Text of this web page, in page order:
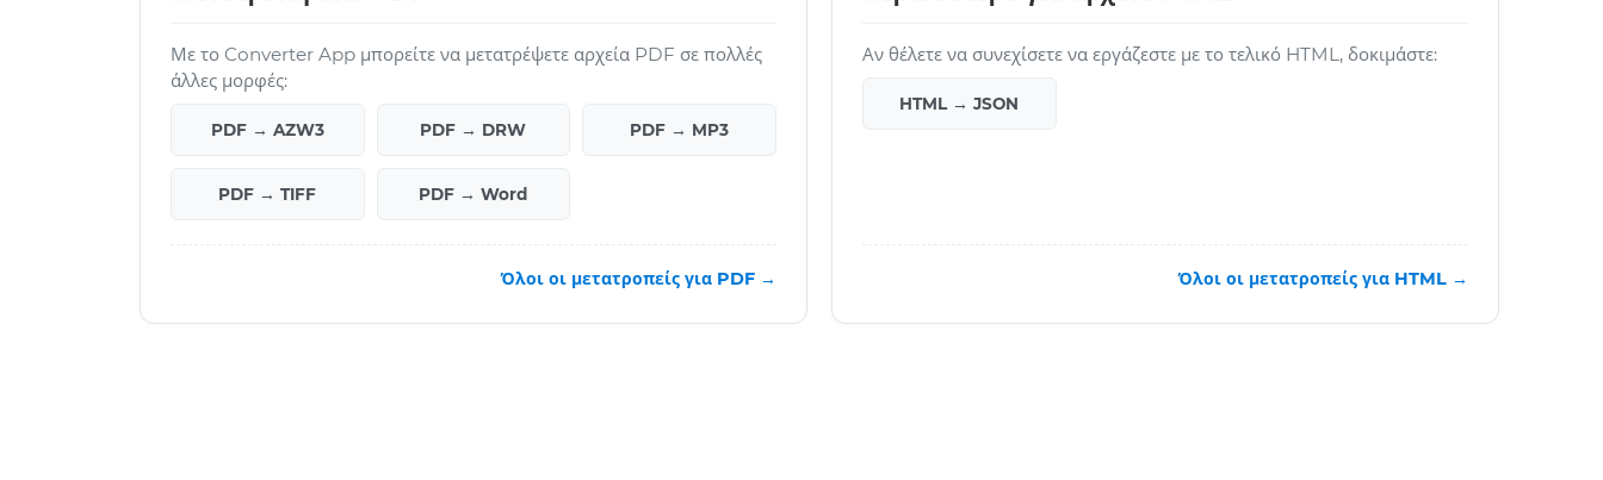
Με το Converter App μπορείτε να μετατρέψετε αρχεία PDF σε πολλές
άλλες μορφές:
PDF → AZW3 PDF → DRW PDF → MP3
PDF → TIFF PDF → Word
Όλοι οι μετατροπείς για PDF →
Αν θέλετε να συνεχίσετε να εργάζεστε με το τελικό HTML, δοκιμάστε:
HTML → JSON
Όλοι οι μετατροπείς για HTML →